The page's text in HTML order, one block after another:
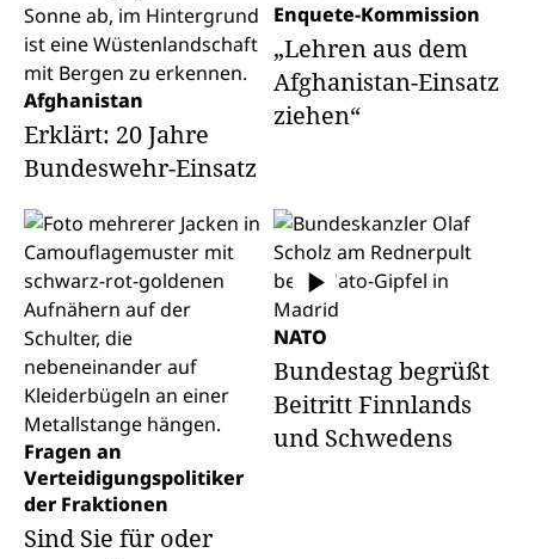
Afghanistan
Erklärt: 20 Jahre
Bundeswehr-Einsatz
Enquete-Kommission
„Lehren aus dem
Afghanistan-Einsatz
ziehen“
Fragen an
Verteidigungspolitiker
der Fraktionen
Sind Sie für oder
NATO
Bundestag begrüßt
Beitritt Finnlands
und Schwedens